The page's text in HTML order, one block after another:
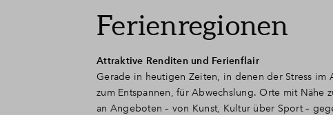
Ferienregionen
Attraktive Renditen und Ferienflair
Gerade in heutigen Zeiten, in denen der Stress im
zum Entspannen, für Abwechslung. Orte mit Nähe
an Angeboten – von Kunst, Kultur über Sport –